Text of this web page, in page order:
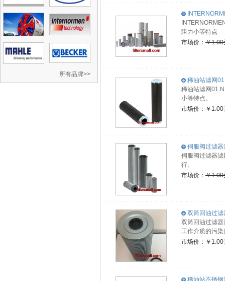
所有品牌>>
阻力小等特点
市场价： ￥1.00
稀油站滤网
稀油站滤网
小等特点。
市场价： ￥1.00
伺服阀过滤
伺服阀过滤器
行。
市场价： ￥1.00
双筒回油过
双筒回油过滤
工作介质的污染
市场价： ￥1.00
稀油站不锈